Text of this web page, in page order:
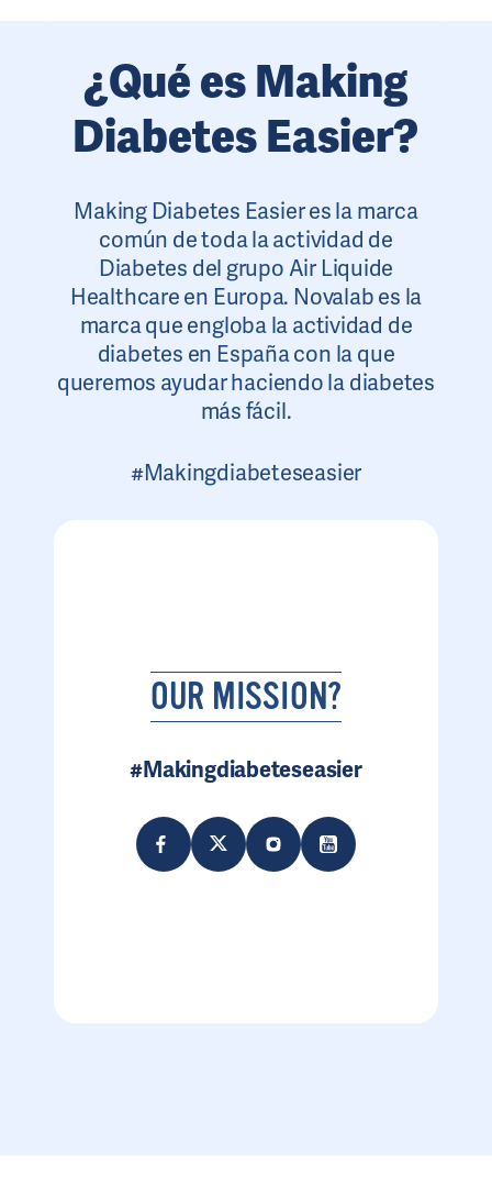
¿Qué es Making
Diabetes Easier?
Making Diabetes Easier es la marca
común de toda la actividad de
Diabetes del grupo Air Liquide
Healthcare en Europa. Novalab es la
marca que engloba la actividad de
diabetes en España con la que
queremos ayudar haciendo la diabetes
más fácil.
#Makingdiabeteseasier
OUR MISSION?
#Makingdiabeteseasier